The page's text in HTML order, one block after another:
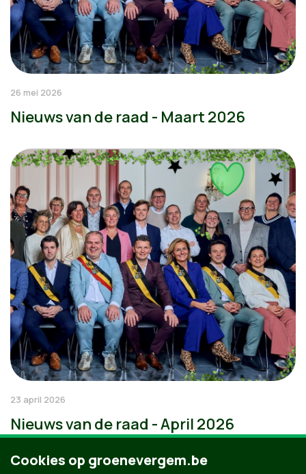
26 mei 2026
Nieuws van de raad - Maart 2026
23 april 2026
Nieuws van de raad - April 2026
Cookies op groenevergem.be